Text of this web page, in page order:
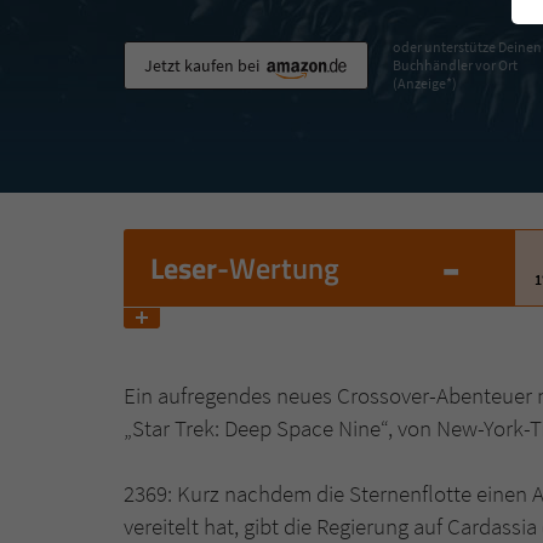
Jetzt kaufen bei
oder unterstütze Deinen
Buchhändler vor Ort
(Anzeige*)
Leser-Wertung -
Ein aufregendes neues Crossover-
„Star Trek: Deep Space Nine“, von New-
2369: Kurz nachdem die Sternenflotte einen
vereitelt hat, gibt die Regierung auf